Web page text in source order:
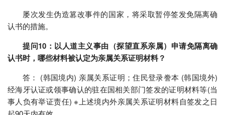
屡次发生伪造篡改事件的国家，将采取暂停签发免隔离确
认书的措施。
提问10：以人道主义事由（探望直系亲属）申请免隔离确
认书时，哪些材料被认定为亲属关系证明材料？
答： (韩国境内) 亲属关系证明；住民登录誊本 (韩国境外)
经海牙认证或领事确认的驻在国相关部门签发的证明材料等(当
事人负有举证责任) ※上述境内外亲属关系证明材料自签发之日